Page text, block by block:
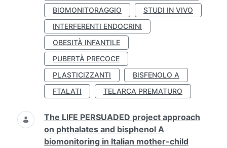
BIOMONITORAGGIO
STUDI IN VIVO
INTERFERENTI ENDOCRINI
OBESITÀ INFANTILE
PUBERTÀ PRECOCE
PLASTICIZZANTI
BISFENOLO A
FTALATI
TELARCA PREMATURO
The LIFE PERSUADED project approach
on phthalates and bisphenol A
biomonitoring in Italian mother-child